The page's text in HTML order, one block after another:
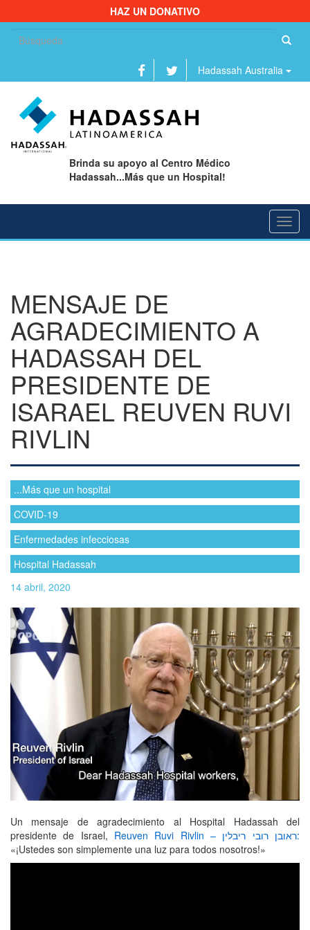
HAZ UN DONATIVO
Hadassah Australia
Brinda su apoyo al Centro Médico
Hadassah...Más que un Hospital!
MENSAJE DE
AGRADECIMIENTO A
HADASSAH DEL
PRESIDENTE DE
ISARAEL REUVEN RUVI
RIVLIN
...Más que un hospital
COVID-19
Enfermedades infecciosas
Hospital Hadassah
14 abril, 2020
Un mensaje de agradecimiento al Hospital Hadassah del
presidente de Israel,
Reuven Ruvi Rivlin – ראובן רובי ריבלין:
«¡Ustedes son simplemente una luz para todos nosotros!»